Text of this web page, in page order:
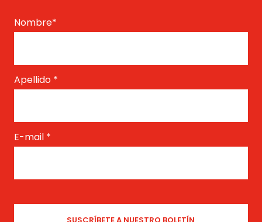
Nombre*
Apellido *
E-mail *